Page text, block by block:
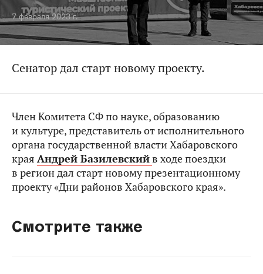
7 февраля 2023 г.
Сенатор дал старт новому проекту.
Член Комитета СФ по науке, образованию
и культуре, представитель от исполнительного
органа государственной власти Хабаровского
края Андрей Базилевскийв ходе поездки
в регион дал старт новому презентационному
проекту «Дни районов Хабаровского края».
Смотрите также